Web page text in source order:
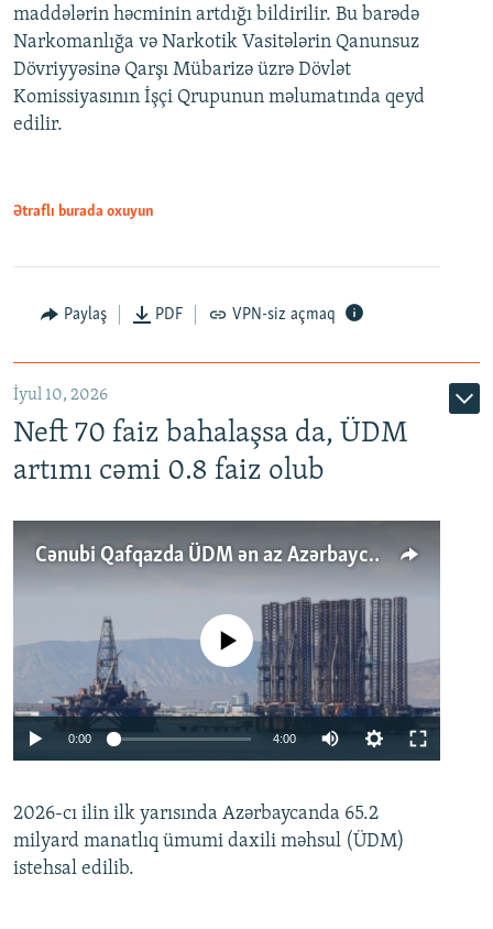
maddələrin həcminin artdığı bildirilir. Bu barədə
Narkomanlığa və Narkotik Vasitələrin Qanunsuz
Dövriyyəsinə Qarşı Mübarizə üzrə Dövlət
Komissiyasının İşçi Qrupunun məlumatında qeyd
edilir.
Ətraflı burada oxuyun
Paylaş PDF VPN-siz açmaq
İyul 10, 2026
Neft 70 faiz bahalaşsa da, ÜDM
artımı cəmi 0.8 faiz olub
Cənubi Qafqazda ÜDM ən az Azərbaycanda artır: Qonşuları niyə Bakını qabaqlaya bilir?
Auto 240p 360p 480p
No media source currently available
0:00 4:00
360p
480p
2026-cı ilin ilk yarısında Azərbaycanda 65.2
milyard manatlıq ümumi daxili məhsul (ÜDM)
istehsal edilib.